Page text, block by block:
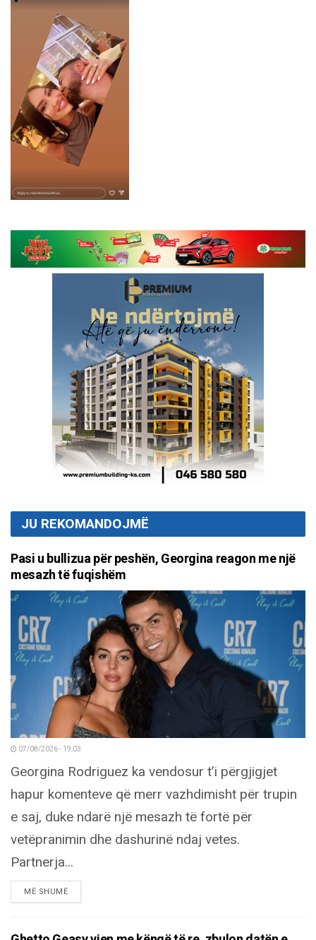
JU REKOMANDOJMË
Pasi u bullizua për peshën, Georgina reagon me një
mesazh të fuqishëm
07/08/2026 - 19:03
Georgina Rodriguez ka vendosur t’i përgjigjet
hapur komenteve që merr vazhdimisht për trupin
e saj, duke ndarë një mesazh të fortë për
vetëpranimin dhe dashurinë ndaj vetes.
Partnerja...
MË SHUMËDETAILS